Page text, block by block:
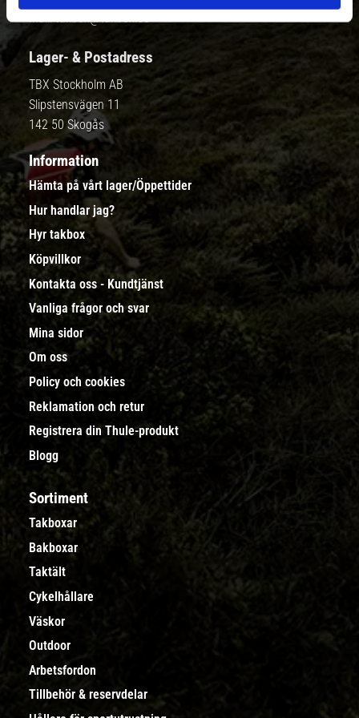
Lager- & Postadress
TBX Stockholm AB
Slipstensvägen 11
142 50 Skogås
Information
Hämta på vårt lager/Öppettider
Hur handlar jag?
Hyr takbox
Köpvillkor
Kontakta oss - Kundtjänst
Vanliga frågor och svar
Mina sidor
Om oss
Policy och cookies
Reklamation och retur
Registrera din Thule-produkt
Blogg
Sortiment
Takboxar
Bakboxar
Taktält
Cykelhållare
Väskor
Outdoor
Arbetsfordon
Tillbehör & reservdelar